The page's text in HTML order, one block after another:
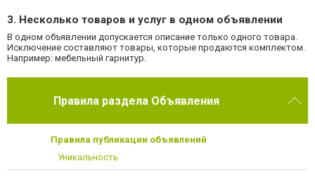
3. Несколько товаров и услуг в одном объявлении
В одном объявлении допускается описание только одного товара.
Исключение составляют товары, которые продаются комплектом.
Например: мебельный гарнитур.
Правила раздела Объявления
Правила публикации объявлений
Уникальность